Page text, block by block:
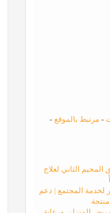
- مرتبط بالموقع -
الثاني لعلاج
المجتمع | دعم